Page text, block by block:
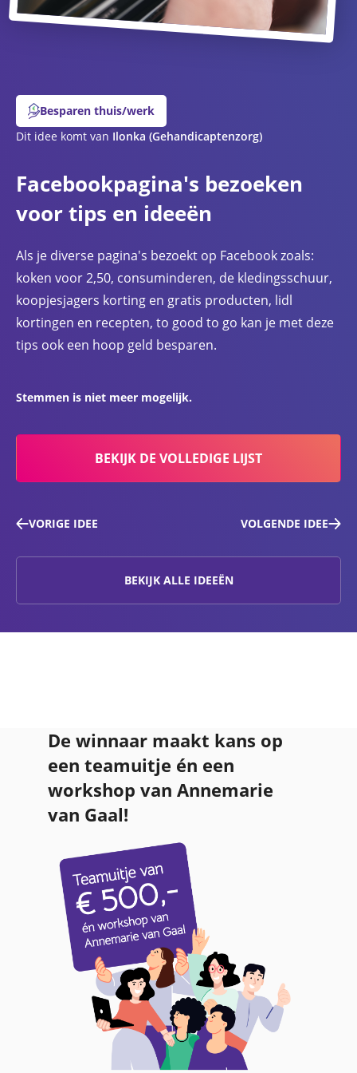
Besparen thuis/werk
Dit idee komt van Ilonka (Gehandicaptenzorg)
Facebookpagina's bezoeken
voor tips en ideeën
Als je diverse pagina's bezoekt op Facebook zoals:
koken voor 2,50, consuminderen, de kledingsschuur,
koopjesjagers korting en gratis producten, lidl
kortingen en recepten, to good to go kan je met deze
tips ook een hoop geld besparen.
Stemmen is niet meer mogelijk.
BEKIJK DE VOLLEDIGE LIJST
VORIGE IDEE VOLGENDE IDEE
BEKIJK ALLE IDEEËN
De winnaar maakt kans op
een teamuitje én een
workshop van Annemarie
van Gaal!